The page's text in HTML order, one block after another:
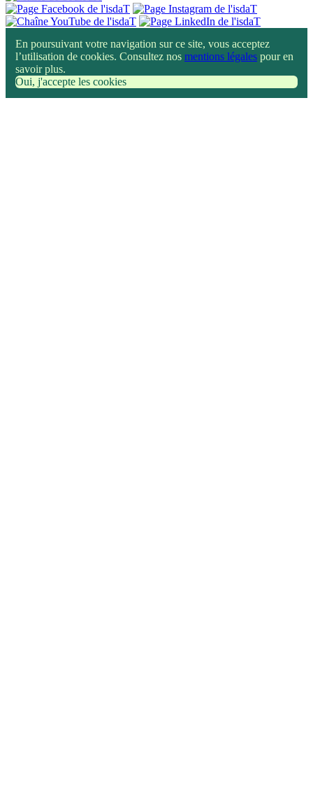
En poursuivant votre navigation sur ce site, vous acceptez
l’utilisation de cookies. Consultez nos mentions légales pour en
savoir plus.
Oui, j'accepte les cookies